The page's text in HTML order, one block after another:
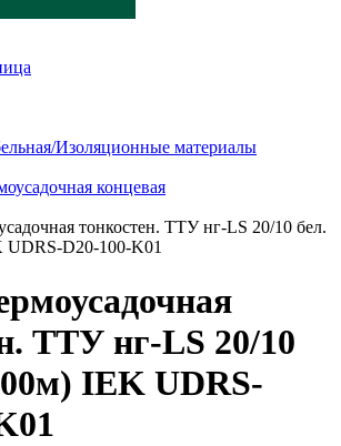
Изоляционные материалы
концевая
тонкостен. ТТУ нг-LS 20/10 бел.
D20-100-K01
ТТУ нг-LS 20/10
IEK UDRS-